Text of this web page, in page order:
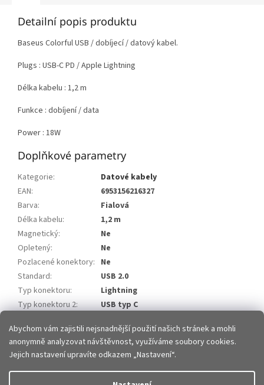
Abychom vám zajistili nejsnadnější použití našich stránek a mohli
anonymně analyzovat návštěvnost, využíváme soubory cookies.
Jejich nastavení upravíte odkazem „Nastavení“.
Detailní popis produktu
Baseus Colorful USB / dobíjecí / datový kabel.
Plugs : USB-C PD / Apple Lightning
Délka kabelu : 1,2 m
Funkce : dobíjení / data
Power : 18W
Doplňkové parametry
Kategorie:
Datové kabely
EAN:
6953156216327
Barva:
Fialová
Délka kabelu:
1,2 m
Magnetický:
Ne
Opletený:
Ne
Pozlacené konektory: Ne
Standard:
USB 2.0
Typ konektoru:
Lightning
Typ konektoru 2:
USB typ C